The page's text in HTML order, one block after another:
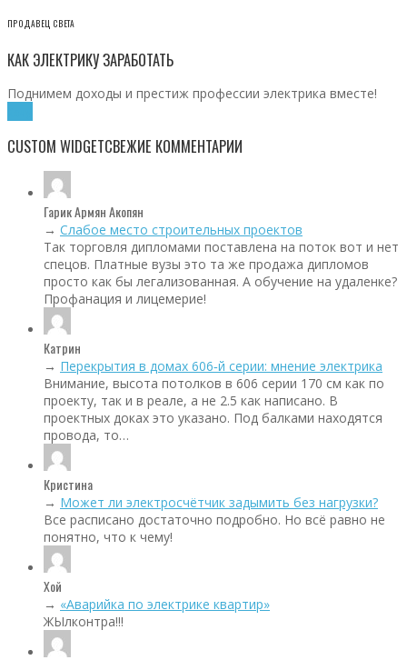
ПРОДАВЕЦ СВЕТА
КАК ЭЛЕКТРИКУ ЗАРАБОТАТЬ
Поднимем доходы и престиж профессии электрика вместе!
CUSTOM WIDGETСВЕЖИЕ КОММЕНТАРИИ
Гарик Армян Акопян
→ Слабое место строительных проектов
Так торговля дипломами поставлена на поток вот и нет
спецов. Платные вузы это та же продажа дипломов
просто как бы легализованная. А обучение на удаленке?
Профанация и лицемерие!
Катрин
→ Перекрытия в домах 606‑й серии: мнение электрика
Внимание, высота потолков в 606 серии 170 см как по
проекту, так и в реале, а не 2.5 как написано. В
проектных доках это указано. Под балками находятся
провода, то…
Кристина
→ Может ли электросчётчик задымить без нагрузки?
Все расписано достаточно подробно. Но всё равно не
понятно, что к чему!
Хой
→ «Аварийка по электрике квартир»
ЖЫлконтра!!!